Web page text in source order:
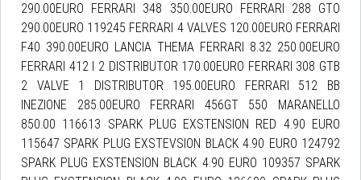
290.00EURO FERRARI 348 350.00EURO FERRARI 288 GTO
290.00EURO 119245 FERRARI 4 VALVES 120.00EURO FERRARI
F40 390.00EURO LANCIA THEMA FERRARI 8.32 250.00EURO
FERRARI 412 I 2 DISTRIBUTOR 170.00EURO FERRARI 308 GTB
2 VALVE 1 DISTRIBUTOR 195.00EURO FERRARI 512 BB
INEZIONE 285.00EURO FERRARI 456GT 550 MARANELLO
850.00 116613 SPARK PLUG EXSTENSION RED 4.90 EURO
115647 SPARK PLUG EXSTEVSION BLACK 4.90 EURO 124792
SPARK PLUG EXSTENSION BLACK 4.90 EURO 109357 SPARK